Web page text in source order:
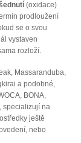
(oxidace)
prodloužení
se o svou
vystaven
rozloží.
Massaranduba,
a podobné,
BONA,
specializují na
ještě
nebo